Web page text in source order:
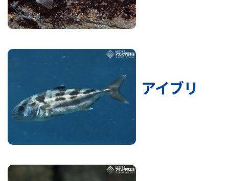
アイブリ